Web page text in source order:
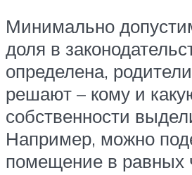
Минимально
доля в
определена,
решают – кому и
собственности
Например, можно
помещение в равных